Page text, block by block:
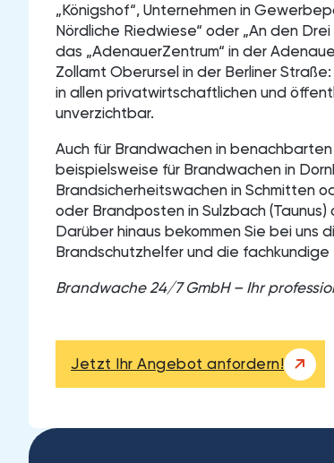
„Königshof“, Unternehmen in
Nördliche Riedwiese“ oder „An den
das „AdenauerZentrum“ in der
Zollamt Oberursel in der Berliner
in allen privatwirtschaftlichen und
unverzichtbar.
Auch für Brandwachen in
beispielsweise für Brandwachen in
Brandsicherheitswachen in Schmitten
oder Brandposten in Sulzbach (Taunus)
Darüber hinaus bekommen Sie bei uns
Brandschutzhelfer und die
Brandwache 24/7 GmbH – Ihr
Jetzt Ihr Angebot anfordern!